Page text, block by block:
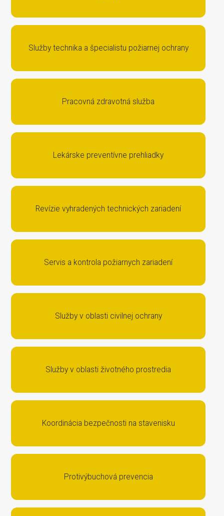
Služby technika a špecialistu požiarnej ochrany
Pracovná zdravotná služba
Lekárske preventívne prehliadky
Revízie vyhradených technických zariadení
Servis a kontrola požiarnych zariadení
Služby v oblasti civilnej ochrany
Služby v oblasti životného prostredia
Koordinácia bezpečnosti na stavenisku
Protivýbuchová prevencia
Buďte informovaní o
a získajte bezplatný audit BOZP